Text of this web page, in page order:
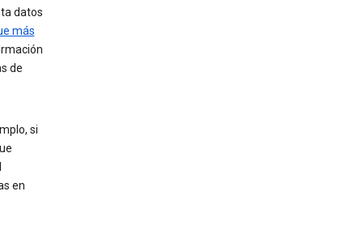
datos
más
de
si
en